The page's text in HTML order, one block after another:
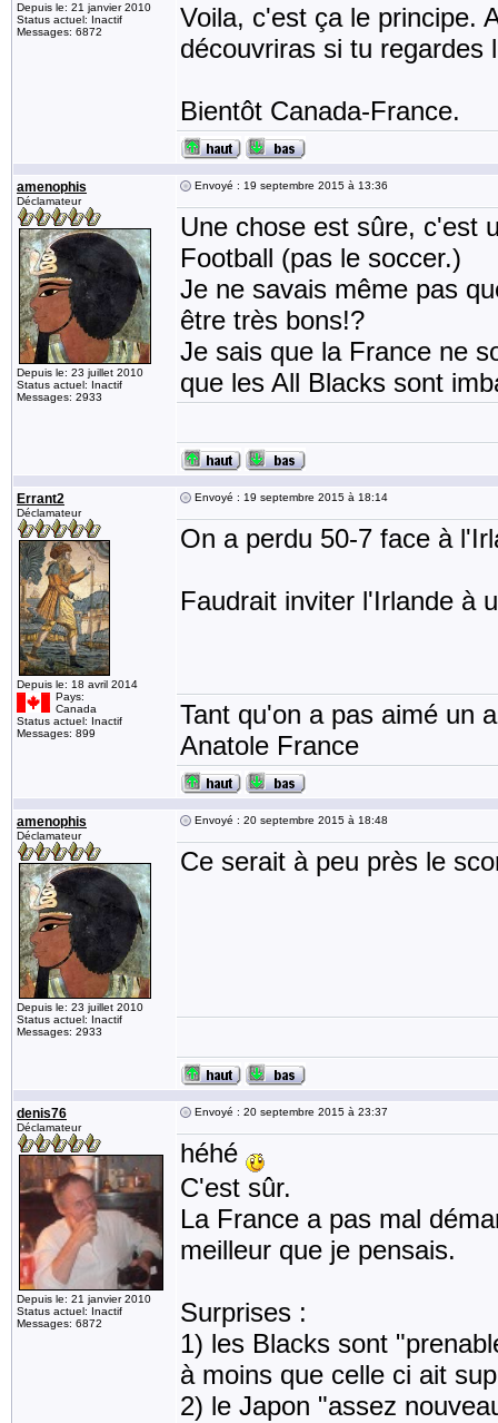
Depuis le: 21 janvier 2010
Status actuel: Inactif
Messages: 6872
Voila, c'est ça le principe.
découvriras si tu regardes
Bientôt Canada-France.
amenophis
Déclamateur
Depuis le: 23 juillet 2010
Status actuel: Inactif
Messages: 2933
Envoyé : 19 septembre 2015 à 13:36
Une chose est sûre, c'est
Football (pas le soccer.)
Je ne savais même pas
être très bons!?
Je sais que la France ne
que les All Blacks sont
Errant2
Déclamateur
Depuis le: 18 avril 2014
Pays:
Canada
Status actuel: Inactif
Messages: 899
Envoyé : 19 septembre 2015 à 18:14
On a perdu 50-7 face à
Faudrait inviter l'Irlande à
Tant qu'on a pas aimé un
Anatole France
amenophis
Déclamateur
Depuis le: 23 juillet 2010
Status actuel: Inactif
Messages: 2933
Envoyé : 20 septembre 2015 à 18:48
Ce serait à peu près le
denis76
Déclamateur
Depuis le: 21 janvier 2010
Status actuel: Inactif
Messages: 6872
Envoyé : 20 septembre 2015 à 23:37
héhé
C'est sûr.
La France a pas mal
meilleur que je pensais.
Surprises :
1) les Blacks sont
à moins que celle ci ait
2) le Japon "assez